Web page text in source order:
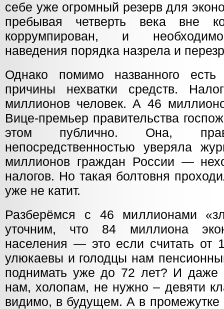
себе уже огромный резерв для
пребывая четверть века вне
коррумпирован, и
наведения порядка назрела и
Однако помимо названного
причины нехватки средств.
миллионов человек. А 46
Вице-премьер правительства
этом публично. Она,
непосредственностью уверяла
миллионов граждан России —
налогов. Но такая болтовня
уже не катит.
Разберёмся с 46 миллионами
уточним, что 84 миллиона
населения — это если считать от
улюкаевы и голодцы нам
поднимать уже до 72 лет? И даже
нам, холопам, не нужно – девяти
видимо, в будущем. А в